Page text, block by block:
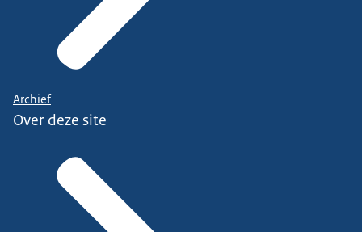
Archief
Over deze site